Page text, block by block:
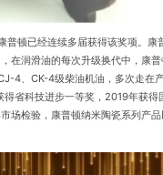
顿已经连续多届获得该奖项。康
在润滑油的每次升级换代中，康
4、CK-4级柴油机油，多次走在
省科技进步一等奖，2019年获得
场检验，康普顿纳米陶瓷系列产